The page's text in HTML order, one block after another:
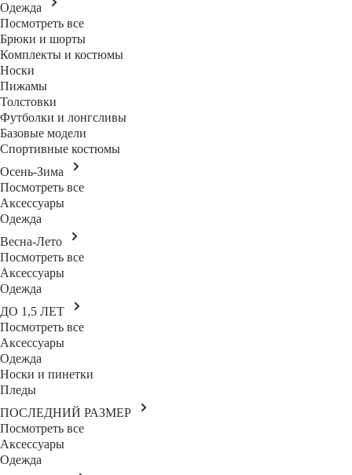
Одежда
Посмотреть все
Брюки и шорты
Комплекты и костюмы
Носки
Пижамы
Толстовки
Футболки и лонгсливы
Базовые модели
Спортивные костюмы
Осень-Зима
Посмотреть все
Аксессуары
Одежда
Весна-Лето
Посмотреть все
Аксессуары
Одежда
ДО 1,5 ЛЕТ
Посмотреть все
Аксессуары
Одежда
Носки и пинетки
Пледы
ПОСЛЕДНИЙ РАЗМЕР
Посмотреть все
Аксессуары
Одежда